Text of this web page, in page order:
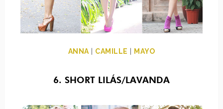
ANNA| CAMILLE MAYO
6. SHORT LILÁS/LAVANDA